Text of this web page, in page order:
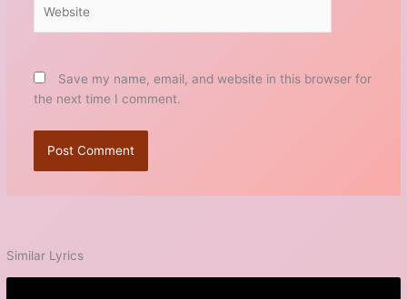
Save my name, email, and website in this browser for
the next time I comment.
Similar Lyrics